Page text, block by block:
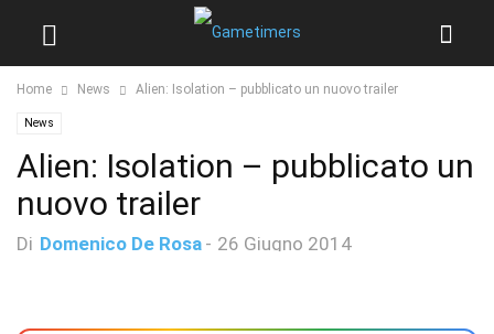
Home News Alien: Isolation – pubblicato un nuovo trailer
News
Alien: Isolation – pubblicato un
nuovo trailer
Di Domenico De Rosa - 26 Giugno 2014